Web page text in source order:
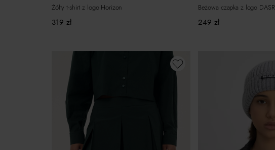
Żółty t-shirt z logo Horizon
319 zł
Beżowa czapka z logo DASR
249 zł